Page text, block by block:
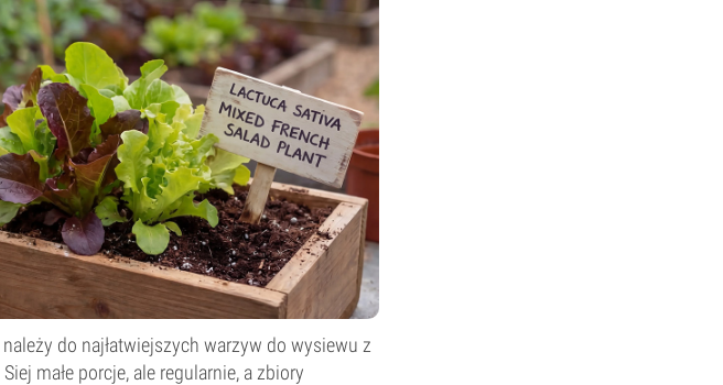
do najłatwiejszych warzyw do wysiewu z
małe porcje, ale regularnie, a zbiory